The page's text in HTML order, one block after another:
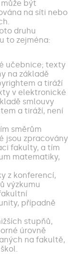
být
na síti nebo
druhu
to zejména:
učebnice; texty
na základě
a tiráží
v elektronické
smlouvy
a tiráží, není
směrům
jsou zpracovány
fakulty, a tím
matematiky,
z konferencí,
výzkumu
případně
stupňů,
úrovně
na fakultě,